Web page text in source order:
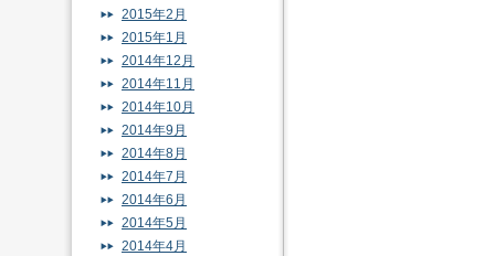
2015年2月
2015年1月
2014年12月
2014年11月
2014年10月
2014年9月
2014年8月
2014年7月
2014年6月
2014年5月
2014年4月